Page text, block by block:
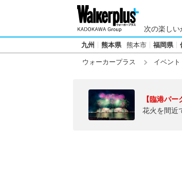
次の楽しい
九州 熊本県 熊本市 福岡県
ウォーカープラス イベント
【臨港パ
花火を間近